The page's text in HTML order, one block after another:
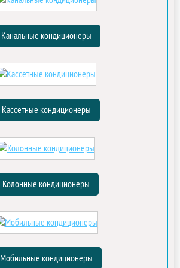
Канальные кондиционеры
Кассетные кондиционеры
Колонные кондиционеры
Мобильные кондиционеры